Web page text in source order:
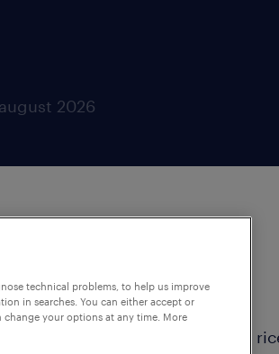
2026
filiale di Castelfranco Veneto,
technical problems, to help us improve
in searches. You can either accept or
your options at any time. More